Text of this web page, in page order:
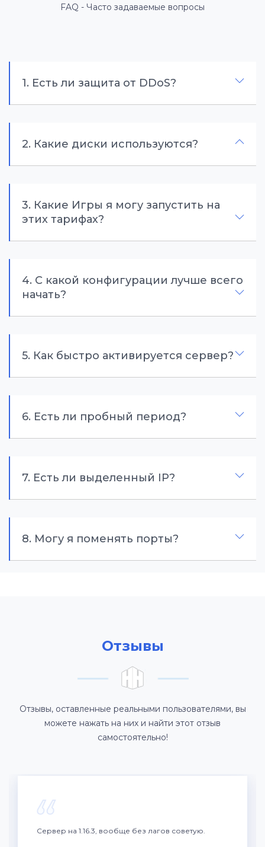
FAQ - Часто задаваемые вопросы
1. Есть ли защита от DDoS?
2. Какие диски используются?
3. Какие Игры я могу запустить на
этих тарифах?
4. С какой конфигурации лучше всего
начать?
5. Как быстро активируется сервер?
6. Есть ли пробный период?
7. Есть ли выделенный IP?
8. Могу я поменять порты?
Отзывы
Отзывы, оставленные реальными пользователями, вы
можете нажать на них и найти этот отзыв
самостоятельно!
Сервер на 1.16.3, вообще без лагов советую.